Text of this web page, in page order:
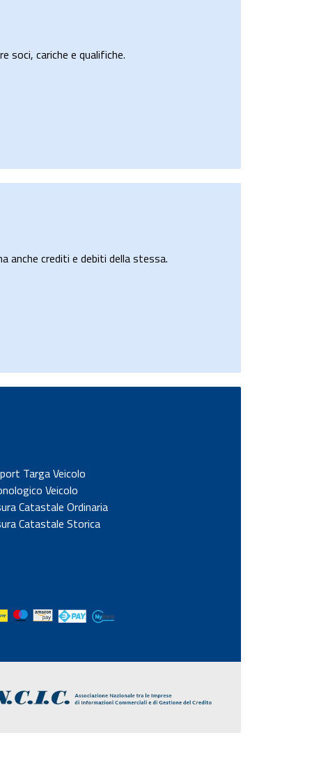
soci, cariche e qualifiche.
anche crediti e debiti della stessa.
Targa Veicolo
Veicolo
Catastale Ordinaria
Catastale Storica